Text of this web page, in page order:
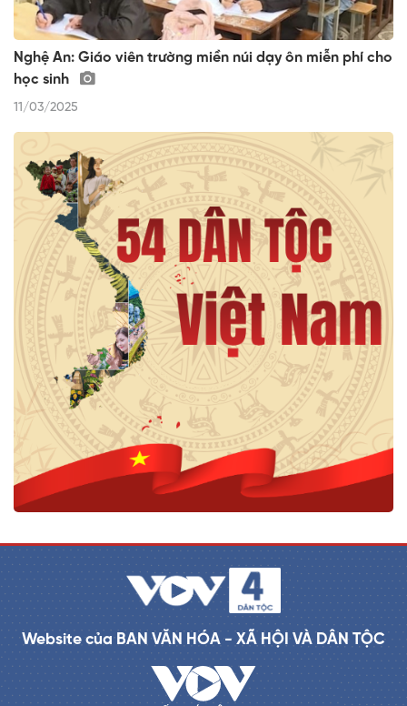
Nghệ An: Giáo viên trường miền núi dạy ôn miễn phí cho
học sinh
11/03/2025
Website của BAN VĂN HÓA - XÃ HỘI VÀ DÂN TỘC